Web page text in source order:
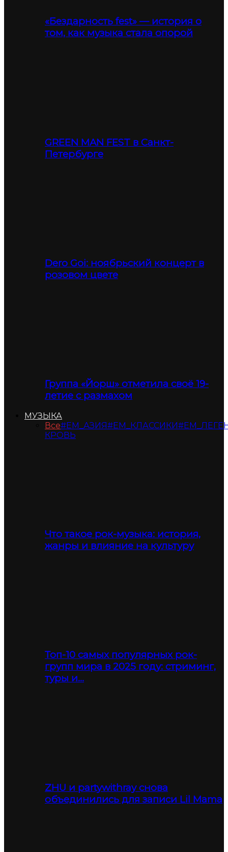
«Бездарность fest» — история о
том, как музыка стала опорой
GREEN MAN FEST в Санкт-
Петербурге
Dero Goi: ноябрьский концерт в
розовом цвете
Группа «Йорш» отметила своё 19-
летие с размахом
МУЗЫКА
Все#ЕМ_АЗИЯ#ЕМ_КЛАССИКИ
КРОВЬ
Что такое рок-музыка: история,
жанры и влияние на культуру
Топ-10 самых популярных рок-
групп мира в 2025 году: стриминг,
туры и…
ZHU и partywithray снова
объединились для записи Lil Mama